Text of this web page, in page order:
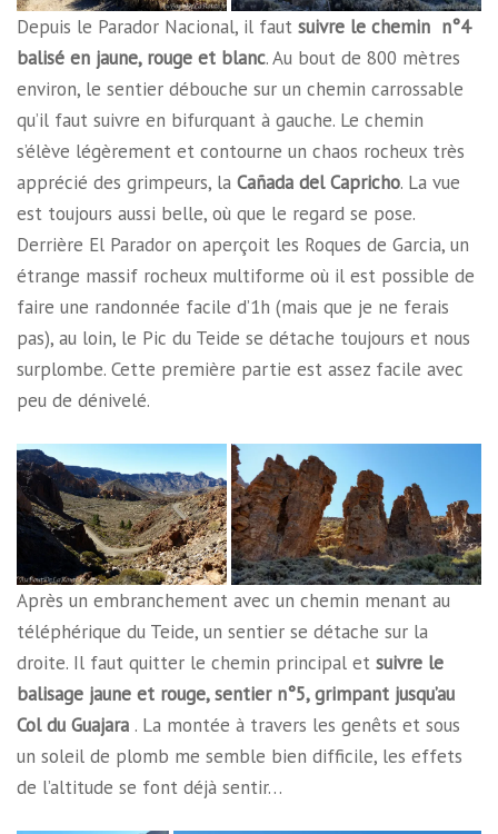
Depuis le Parador Nacional, il faut suivre le chemin n°4
balisé en jaune, rouge et blanc. Au bout de 800 mètres
environ, le sentier débouche sur un chemin carrossable
qu’il faut suivre en bifurquant à gauche. Le chemin
s’élève légèrement et contourne un chaos rocheux très
apprécié des grimpeurs, la Cañada del Capricho. La vue
est toujours aussi belle, où que le regard se pose.
Derrière El Parador on aperçoit les Roques de Garcia, un
étrange massif rocheux multiforme où il est possible de
faire une randonnée facile d’1h (mais que je ne ferais
pas), au loin, le Pic du Teide se détache toujours et nous
surplombe. Cette première partie est assez facile avec
peu de dénivelé.
Après un embranchement avec un chemin menant au
téléphérique du Teide, un sentier se détache sur la
droite. Il faut quitter le chemin principal et suivre le
balisage jaune et rouge, sentier n°5, grimpant jusqu’au
Col du Guajara . La montée à travers les genêts et sous
un soleil de plomb me semble bien difficile, les effets
de l’altitude se font déjà sentir…